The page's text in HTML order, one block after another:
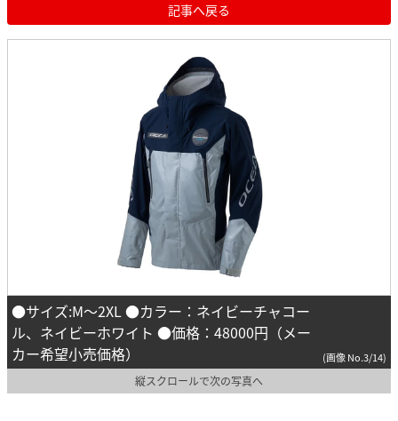
記事へ戻る
●サイズ:M～2XL ●カラー：ネイビーチャコー
ル、ネイビーホワイト ●価格：48000円（メー
カー希望小売価格）
(画像 No.3/14)
縦スクロールで次の写真へ